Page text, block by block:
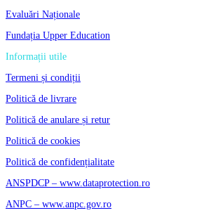
Evaluări Naționale
Fundația Upper Education
Informații utile
Termeni și condiții
Politică de livrare
Politică de anulare și retur
Politică de cookies
Politică de confidențialitate
ANSPDCP – www.dataprotection.ro
ANPC – www.anpc.gov.ro